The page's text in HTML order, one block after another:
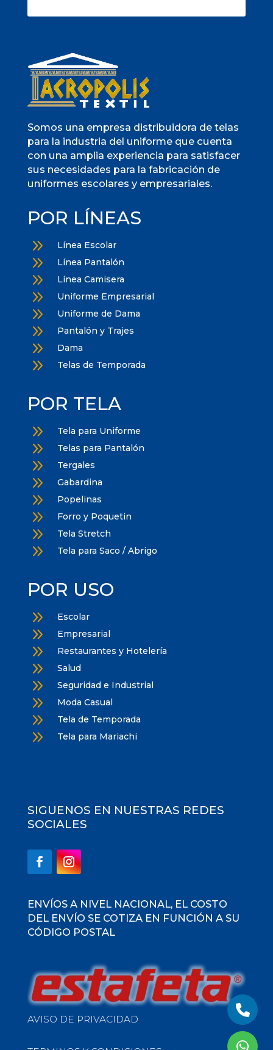
Somos una empresa distribuidora de telas
para la industria del uniforme que cuenta
con una amplia experiencia para satisfacer
sus necesidades para la fabricación de
uniformes escolares y empresariales.
POR LÍNEAS
9 Línea Escolar
9 Línea Pantalón
9 Línea Camisera
9 Uniforme Empresarial
9 Uniforme de Dama
9 Pantalón y Trajes
9 Dama
9 Telas de Temporada
POR TELA
9 Tela para Uniforme
9 Telas para Pantalón
9 Tergales
9 Gabardina
9 Popelinas
9 Forro y Poquetin
9 Tela Stretch
9 Tela para Saco / Abrigo
POR USO
9 Escolar
9 Empresarial
9 Restaurantes y Hotelería
9 Salud
9 Seguridad e Industrial
9 Moda Casual
9 Tela de Temporada
9 Tela para Mariachi
SIGUENOS EN NUESTRAS REDES
SOCIALES
ENVÍOS A NIVEL NACIONAL, EL COSTO
DEL ENVÍO SE COTIZA EN FUNCIÓN A SU
CÓDIGO POSTAL
AVISO DE PRIVACIDAD